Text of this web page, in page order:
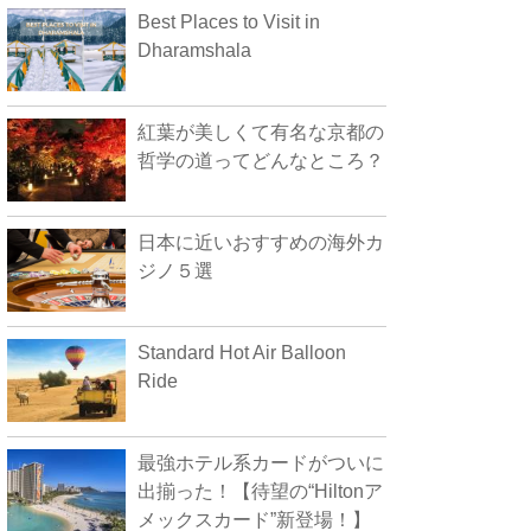
Best Places to Visit in
Dharamshala
紅葉が美しくて有名な京都の
哲学の道ってどんなところ？
日本に近いおすすめの海外カ
ジノ５選
Standard Hot Air Balloon
Ride
最強ホテル系カードがついに
出揃った！【待望の“Hiltonア
メックスカード”新登場！】